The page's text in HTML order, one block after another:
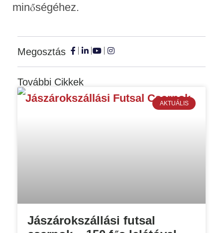
minőségéhez.
Megosztás
További Cikkek
AKTUÁLIS
Jászárokszállási futsal